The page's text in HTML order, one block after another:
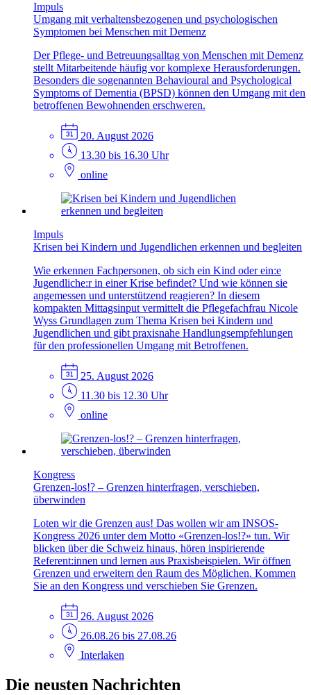
Impuls
Umgang mit verhaltensbezogenen und psychologischen
Symptomen bei Menschen mit Demenz
Der Pflege- und Betreuungsalltag von Menschen mit Demenz
stellt Mitarbeitende häufig vor komplexe Herausforderungen.
Besonders die sogenannten Behavioural and Psychological
Symptoms of Dementia (BPSD) können den Umgang mit den
betroffenen Bewohnenden erschweren.
20. August 2026
13.30 bis 16.30 Uhr
online
Impuls
Krisen bei Kindern und Jugendlichen erkennen und begleiten
Wie erkennen Fachpersonen, ob sich ein Kind oder ein:e
Jugendliche:r in einer Krise befindet? Und wie können sie
angemessen und unterstützend reagieren? In diesem
kompakten Mittagsinput vermittelt die Pflegefachfrau Nicole
Wyss Grundlagen zum Thema Krisen bei Kindern und
Jugendlichen und gibt praxisnahe Handlungsempfehlungen
für den professionellen Umgang mit Betroffenen.
25. August 2026
11.30 bis 12.30 Uhr
online
Kongress
Grenzen-los!? – Grenzen hinterfragen, verschieben,
überwinden
Loten wir die Grenzen aus! Das wollen wir am INSOS-
Kongress 2026 unter dem Motto «Grenzen-los!?» tun. Wir
blicken über die Schweiz hinaus, hören inspirierende
Referent:innen und lernen aus Praxisbeispielen. Wir öffnen
Grenzen und erweitern den Raum des Möglichen. Kommen
Sie an den Kongress und verschieben Sie Grenzen.
26. August 2026
26.08.26 bis 27.08.26
Interlaken
Die neusten Nachrichten